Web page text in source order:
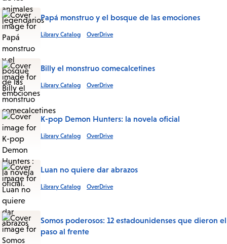
Papá monstruo y el bosque de las emociones
Library Catalog OverDrive
Billy el monstruo comecalcetines
Library Catalog OverDrive
K-pop Demon Hunters: la novela oficial
Library Catalog OverDrive
Luan no quiere dar abrazos
Library Catalog OverDrive
Somos poderosos: 12 estadounidenses que dieron el
paso al frente